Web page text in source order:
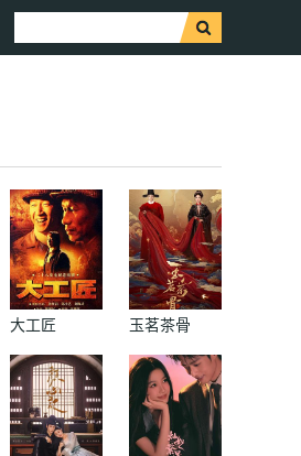
大工匠 玉茗茶骨